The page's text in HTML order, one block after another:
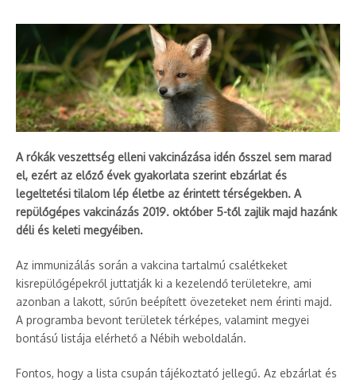
A rókák veszettség elleni vakcinázása idén ősszel sem marad
el, ezért az előző évek gyakorlata szerint ebzárlat és
legeltetési tilalom lép életbe az érintett térségekben. A
repülőgépes vakcinázás 2019. október 5-től zajlik majd hazánk
déli és keleti megyéiben.
Az immunizálás során a vakcina tartalmú csalétkeket
kisrepülőgépekről juttatják ki a kezelendő területekre, ami
azonban a lakott, sűrűn beépített övezeteket nem érinti majd.
A programba bevont területek térképes, valamint megyei
bontású listája elérhető a Nébih weboldalán.
Fontos, hogy a lista csupán tájékoztató jellegű. Az ebzárlat és